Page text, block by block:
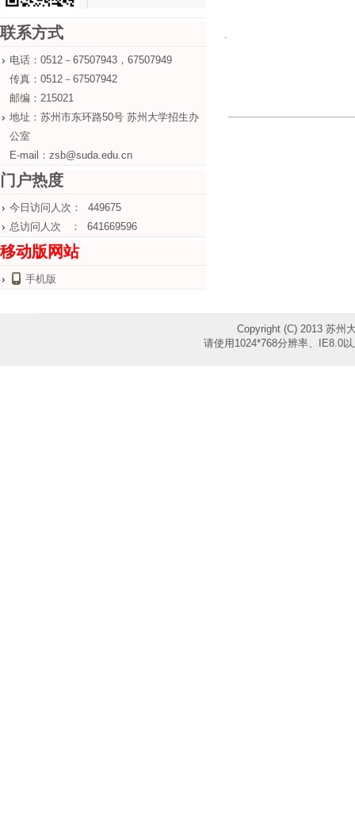
联系方式
电话：0512－67507943，67507949
传真：0512－67507942
邮编：215021
地址：苏州市东环路50号 苏州大学招生办
公室
E-mail：zsb@suda.edu.cn
门户热度
今日访问人次： 449675
总访问人次 ： 641669596
移动版网站
手机版
.
Copyright (C) 2013 苏州
请使用1024*768分辨率、IE8.0